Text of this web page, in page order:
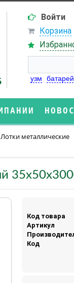
Войти
Корзина
узм
Лотки металлические
Код товара
Артикул
Код